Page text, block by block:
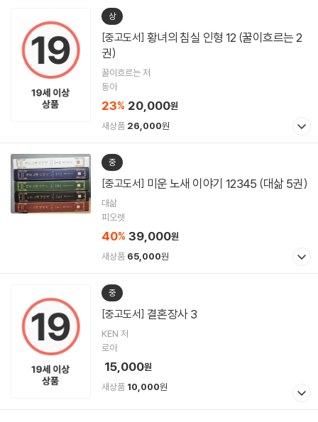
상
[중고도서]
권)
꿀이흐르는 저
동아
23% 20,000원
새상품 26,000원
중
[중고도서] 미운 노새 이야기 12345 (대삶 5권)
대삶
피오렛
40% 39,000원
새상품 65,000원
중
[중고도서] 결혼장사 3
KEN 저
로아
15,000원
새상품 10,000원